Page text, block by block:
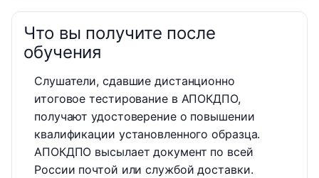
Что вы получите после
обучения
Слушатели, сдавшие дистанционно
итоговое тестирование в АПОКДПО,
получают удостоверение о повышении
квалификации установленного образца.
АПОКДПО высылает документ по всей
России почтой или службой доставки.